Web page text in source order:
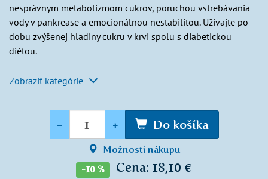
nesprávnym metabolizmom cukrov, poruchou vstrebávania
vody v pankrease a emocionálnou nestabilitou. Užívajte po
dobu zvýšenej hladiny cukru v krvi spolu s diabetickou
diétou.
Zobraziť kategórie
- + Do košíka
Možnosti nákupu
-10 % Cena: 18,10 €